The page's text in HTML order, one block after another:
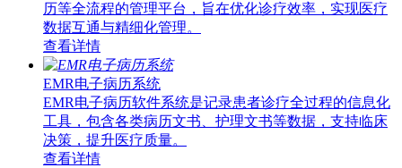
历等全流程的管理平台，旨在优化诊疗效率，实现医疗
数据互通与精细化管理。
查看详情
EMR电子病历系统
EMR电子病历软件系统是记录患者诊疗全过程的信息化
工具，包含各类病历文书、护理文书等数据，支持临床
决策，提升医疗质量。
查看详情